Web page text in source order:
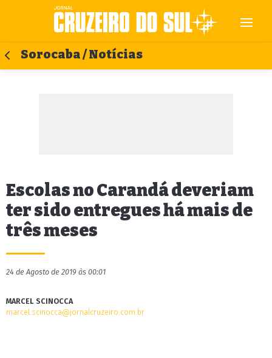
Sorocaba / Notícias
Escolas no Carandá deveriam
ter sido entregues há mais de
três meses
24 de Agosto de 2019 às 00:01
MARCEL SCINOCCA
marcel.scinocca@jornalcruzeiro.com.br